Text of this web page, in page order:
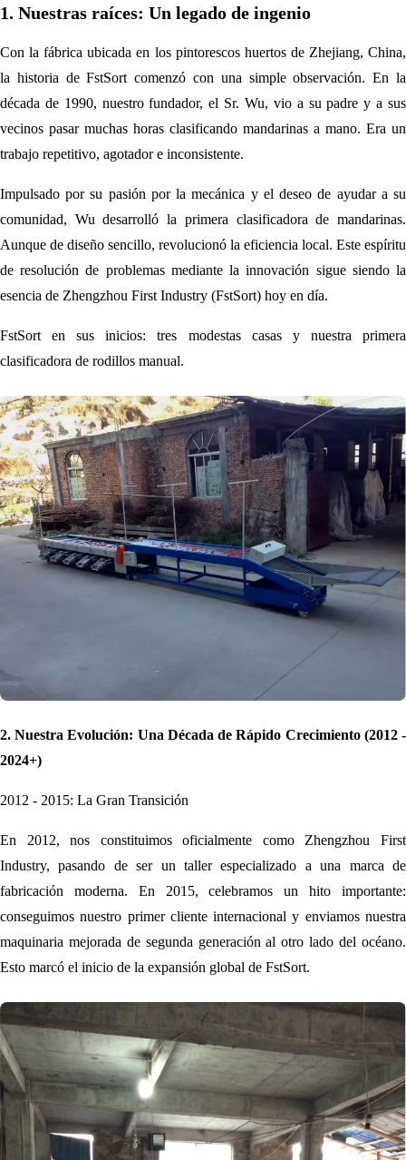
1. Nuestras raíces: Un legado de ingenio
Con la fábrica ubicada en los pintorescos huertos de Zhejiang, China,
la historia de FstSort comenzó con una simple observación. En la
década de 1990, nuestro fundador, el Sr. Wu, vio a su padre y a sus
vecinos pasar muchas horas clasificando mandarinas a mano. Era un
trabajo repetitivo, agotador e inconsistente.
Impulsado por su pasión por la mecánica y el deseo de ayudar a su
comunidad, Wu desarrolló la primera clasificadora de mandarinas.
Aunque de diseño sencillo, revolucionó la eficiencia local. Este espíritu
de resolución de problemas mediante la innovación sigue siendo la
esencia de Zhengzhou First Industry (FstSort) hoy en día.
FstSort en sus inicios: tres modestas casas y nuestra primera
clasificadora de rodillos manual.
2. Nuestra Evolución: Una Década de Rápido Crecimiento (2012 -
2024+)
2012 - 2015: La Gran Transición
En 2012, nos constituimos oficialmente como Zhengzhou First
Industry, pasando de ser un taller especializado a una marca de
fabricación moderna. En 2015, celebramos un hito importante:
conseguimos nuestro primer cliente internacional y enviamos nuestra
maquinaria mejorada de segunda generación al otro lado del océano.
Esto marcó el inicio de la expansión global de FstSort.